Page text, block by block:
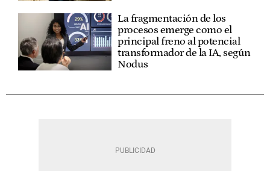
La fragmentación de los
procesos emerge como el
principal freno al potencial
transformador de la IA, según
Nodus